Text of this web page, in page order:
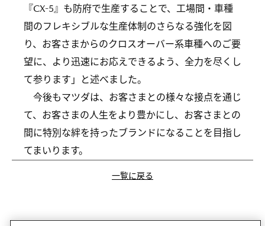
『CX-5』も防府で生産することで、工場間・車種
間のフレキシブルな生産体制のさらなる強化を図
り、お客さまからのクロスオーバー系車種へのご要
望に、より迅速にお応えできるよう、全力を尽くし
て参ります」と述べました。
今後もマツダは、お客さまとの様々な接点を通じ
て、お客さまの人生をより豊かにし、お客さまとの
間に特別な絆を持ったブランドになることを目指し
てまいります。
一覧に戻る